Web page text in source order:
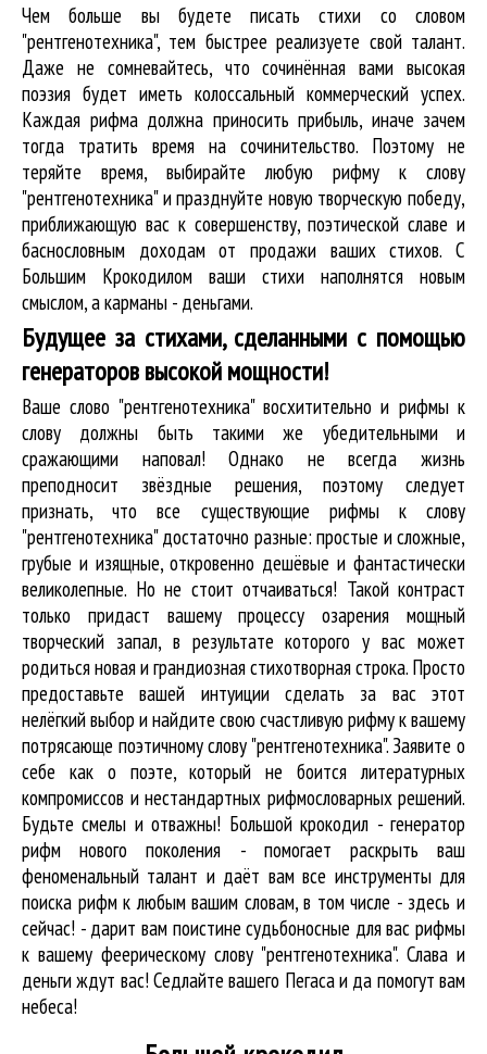
Чем больше вы будете писать стихи со словом
"рентгенотехника", тем быстрее реализуете свой талант.
Даже не сомневайтесь, что сочинённая вами высокая
поэзия будет иметь колоссальный коммерческий успех.
Каждая рифма должна приносить прибыль, иначе зачем
тогда тратить время на сочинительство. Поэтому не
теряйте время, выбирайте любую рифму к слову
"рентгенотехника" и празднуйте новую творческую победу,
приближающую вас к совершенству, поэтической славе и
баснословным доходам от продажи ваших стихов. С
Большим Крокодилом ваши стихи наполнятся новым
смыслом, а карманы - деньгами.
Будущее за стихами, сделанными с помощью
генераторов высокой мощности!
Ваше слово "рентгенотехника" восхитительно и рифмы к
слову должны быть такими же убедительными и
сражающими наповал! Однако не всегда жизнь
преподносит звёздные решения, поэтому следует
признать, что все существующие рифмы к слову
"рентгенотехника" достаточно разные: простые и сложные,
грубые и изящные, откровенно дешёвые и фантастически
великолепные. Но не стоит отчаиваться! Такой контраст
только придаст вашему процессу озарения мощный
творческий запал, в результате которого у вас может
родиться новая и грандиозная стихотворная строка. Просто
предоставьте вашей интуиции сделать за вас этот
нелёгкий выбор и найдите свою счастливую рифму к вашему
потрясающе поэтичному слову "рентгенотехника". Заявите о
себе как о поэте, который не боится литературных
компромиссов и нестандартных рифмословарных решений.
Будьте смелы и отважны! Большой крокодил - генератор
рифм нового поколения - помогает раскрыть ваш
феноменальный талант и даёт вам все инструменты для
поиска рифмк любым вашим словам, в том числе - здесь и
сейчас! - дарит вам поистине судьбоносные для вас рифмы
к вашему феерическому слову "рентгенотехника". Слава и
деньги ждут вас! Седлайте вашего Пегаса и да помогут вам
небеса!